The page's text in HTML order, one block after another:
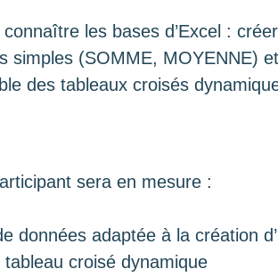
les bases d’Excel :
simples (SOMME, MOYENNE)
des tableaux croisés
sera en mesure :
données adaptée à la création
croisé dynamique